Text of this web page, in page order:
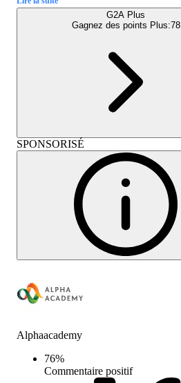
G2A Plus
Gagnez des points Plus:78
SPONSORISÉ
Alphaacademy
76%
Commentaire positif